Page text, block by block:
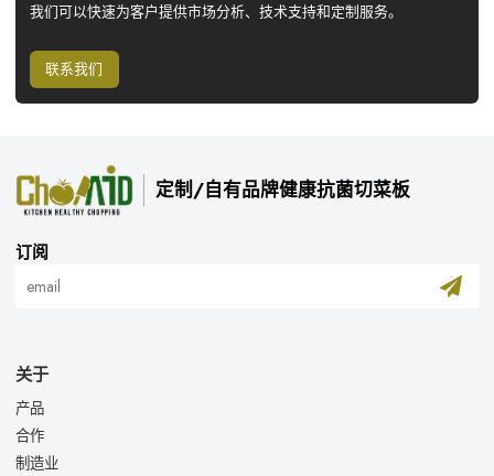
我们可以快速为客户提供市场分析、技术支持和定制服务。
联系我们
定制/自有品牌健康抗菌切菜板
订阅
关于
产品
合作
制造业